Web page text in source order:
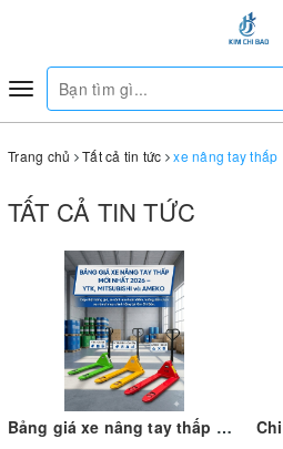
Toggle
navigation
Trang chủ Tất cả tin tức xe nâng tay thấp
TẤT CẢ TIN TỨC
Bảng giá xe nâng tay thấp mới nhất 2026 – YTK, Mitsubishi và Ameko